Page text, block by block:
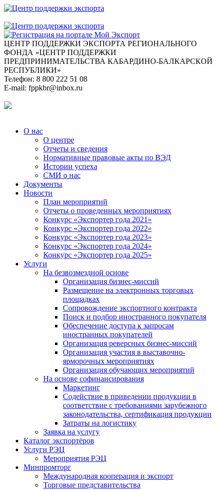
ЦЕНТР ПОДДЕРЖКИ ЭКСПОРТА РЕГИОНАЛЬНОГО
ФОНДА «ЦЕНТР ПОДДЕРЖКИ
ПРЕДПРИНИМАТЕЛЬСТВА КАБАРДИНО-БАЛКАРСКОЙ
РЕСПУБЛИКИ»
Телефон: 8 800 222 51 08
E-mail: fppkbr@inbox.ru
О нас
О центре
Отчеты и сведения
Нормативные правовые акты по ВЭД
Истории успеха
СМИ о нас
Документы
Новости
План мероприятий
Отчеты о проведенных мероприятиях
Конкурс «Экспортер года 2021»
Конкурс «Экспортер года 2022»
Конкурс «Экспортер года 2023»
Конкурс «Экспортер года 2024»
Конкурс «Экспортер года 2025»
Услуги
На безвозмездной основе
Организация бизнес-миссий
Размещение на электронных торговых
площадках
Сопровождение экспортного контракта
Поиск и подбор иностранного покупателя
Обеспечение доступа к запросам
иностранных покупателей
Организация реверсных бизнес-миссий
Организация участия в выставочно-
ярморочных мероприятиях
Организация обучающих мероприятий
На основе софинансирования
Маркетинг
Содействие в приведении продукции в
соответствие с требованиями зарубежного
законодательства, сертификация продукции
Затраты на логистику
Заявка на услугу
Каталог экспортёров
Услуги РЭЦ
Мероприятия РЭЦ
Минпромторг
Международная кооперация и экспорт
Торговые представительства